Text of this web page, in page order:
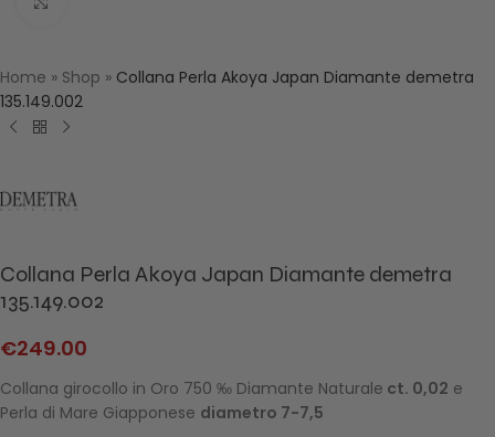
Home » Shop » Collana Perla Akoya Japan Diamante demetra
135.149.002
Collana Perla Akoya Japan Diamante demetra
135.149.002
€249.00
Collana girocollo in Oro 750 ‰ Diamante Naturale ct. 0,02 e
Perla di Mare Giapponese diametro 7-7,5